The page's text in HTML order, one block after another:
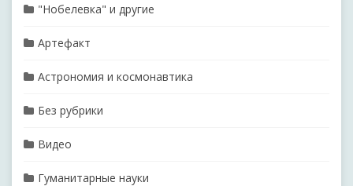
"Нобелевка" и другие
Артефакт
Астрономия и космонавтика
Без рубрики
Видео
Гуманитарные науки